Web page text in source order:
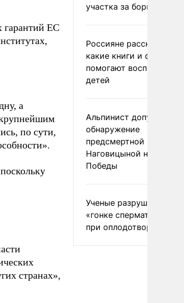
гарантий ЕС
а
по сути,
странах»,
участка за борщевик
Россияне рассказали,
какие книги и фильмы
помогают воспитывать
детей
Альпинист допустил
обнаружение
предсмертной записки
Наговицыной на пике
Победы
Ученые разрушили миф
«гонке
при оплодотворении